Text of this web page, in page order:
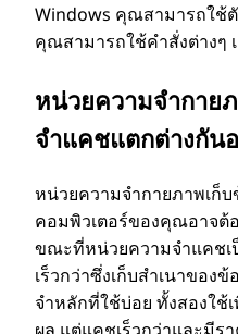
Windows คุณสามารถใช้
คุณสามารถใช้คําสั่งต่างๆ
หน่วยความจํากาย
จําแคชแตกต่างกัน
หน่วยความจํากายภาพเก็
คอมพิวเตอร์ของคุณอาจต้อ
ขณะที่หน่วยความจําแคชเ
เร็วกว่าซึ่งเก็บสําเนาของ
จําหลักที่ใช้บ่อย ทั้งสองใช้
ผล แต่แคชเร็วกว่าและมีร